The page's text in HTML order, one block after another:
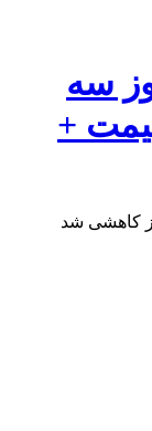
امروز سه
قیمت +